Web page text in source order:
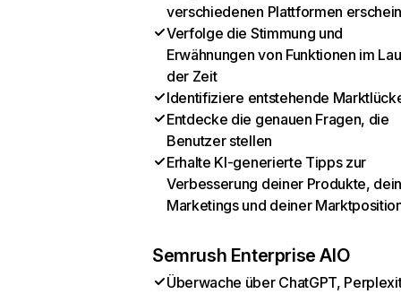
verschiedenen Plattformen
Verfolge die Stimmung und
Erwähnungen von Funktionen im
der Zeit
Identifiziere entstehende
Entdecke die genauen Fragen, die
Benutzer stellen
Erhalte KI-generierte Tipps zur
Verbesserung deiner Produkte,
Marketings und deiner
Semrush Enterprise AIO
Überwache über ChatGPT,